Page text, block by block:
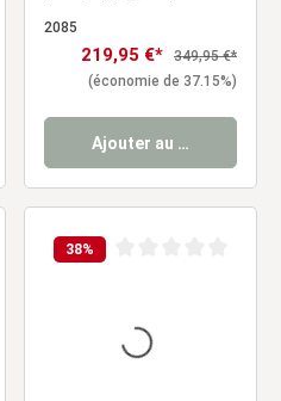
lits gris lit Chambre
enfant tissu
2085
Prix de vente :
219,95 €* Prix régulier :
349,95 €*
(économie de 37.15%)
Ajouter au panier
38%